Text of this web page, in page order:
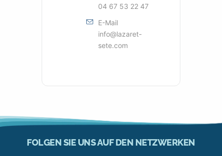
04 67 53 22 47
E-Mail
info@lazaret-
sete.com
FOLGEN SIE UNS AUF DEN NETZWERKEN